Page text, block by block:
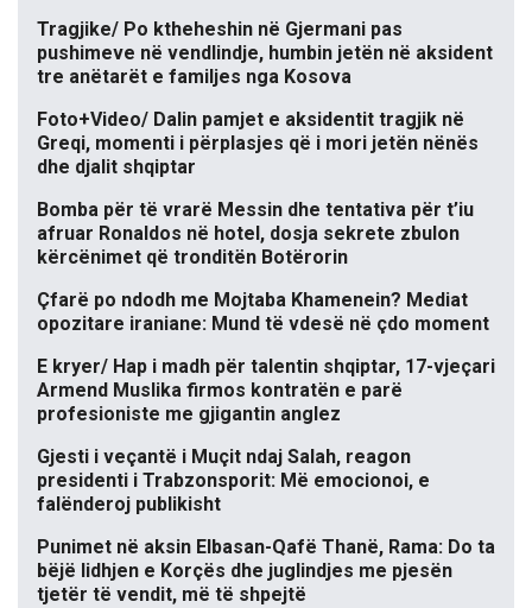
Tragjike/ Po ktheheshin në Gjermani pas
pushimeve në vendlindje, humbin jetën në aksident
tre anëtarët e familjes nga Kosova
Foto+Video/ Dalin pamjet e aksidentit tragjik në
Greqi, momenti i përplasjes që i mori jetën nënës
dhe djalit shqiptar
Bomba për të vrarë Messin dhe tentativa për t’iu
afruar Ronaldos në hotel, dosja sekrete zbulon
kërcënimet që tronditën Botërorin
Çfarë po ndodh me Mojtaba Khamenein? Mediat
opozitare iraniane: Mund të vdesë në çdo moment
E kryer/ Hap i madh për talentin shqiptar, 17-vjeçari
Armend Muslika firmos kontratën e parë
profesioniste me gjigantin anglez
Gjesti i veçantë i Muçit ndaj Salah, reagon
presidenti i Trabzonsporit: Më emocionoi, e
falënderoj publikisht
Punimet në aksin Elbasan-Qafë Thanë, Rama: Do ta
bëjë lidhjen e Korçës dhe juglindjes me pjesën
tjetër të vendit, më të shpejtë